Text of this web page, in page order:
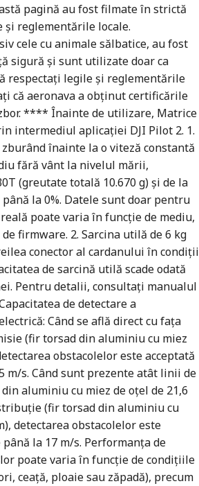
pagină au fost filmate în strictă
reglementările locale.
cele cu animale sălbatice, au fost
sigură și sunt utilizate doar ca
respectați legile și reglementările
că aeronava a obținut certificările
**** Înainte de utilizare, Matrice
intermediul aplicației DJI Pilot 2. 1.
înainte la o viteză constantă
fără vânt la nivelul mării,
(greutate totală 10.670 g) și de la
la 0%. Datele sunt doar pentru
poate varia în funcție de mediu,
firmware. 2. Sarcina utilă de 6 kg
conector al cardanului în condiții
de sarcină utilă scade odată
Pentru detalii, consultați manualul
de detectare a
Când se află direct cu fața
(fir torsad din aluminiu cu miez
obstacolelor este acceptată
m/s. Când sunt prezente atât linii de
aluminiu cu miez de oțel de 21,6
(fir torsad din aluminiu cu
detectarea obstacolelor este
la 17 m/s. Performanța de
poate varia în funcție de condițiile
ceață, ploaie sau zăpadă), precum